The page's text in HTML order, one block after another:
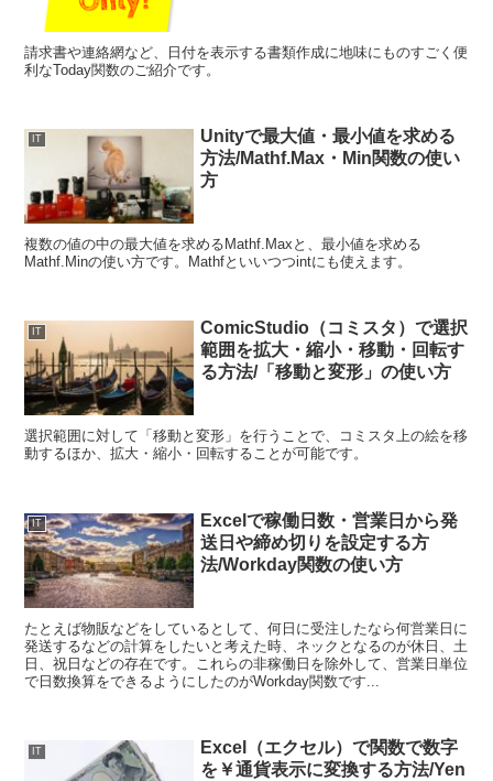
請求書や連絡網など、日付を表示する書類作成に地味にものすごく便
利なToday関数のご紹介です。
IT
Unityで最大値・最小値を求める
方法/Mathf.Max・Min関数の使い
方
複数の値の中の最大値を求めるMathf.Maxと、最小値を求める
Mathf.Minの使い方です。Mathfといいつつintにも使えます。
IT
ComicStudio（コミスタ）で選択
範囲を拡大・縮小・移動・回転す
る方法/「移動と変形」の使い方
選択範囲に対して「移動と変形」を行うことで、コミスタ上の絵を移
動するほか、拡大・縮小・回転することが可能です。
IT
Excelで稼働日数・営業日から発
送日や締め切りを設定する方
法/Workday関数の使い方
たとえば物販などをしているとして、何日に受注したなら何営業日に
発送するなどの計算をしたいと考えた時、ネックとなるのが休日、土
日、祝日などの存在です。これらの非稼働日を除外して、営業日単位
で日数換算をできるようにしたのがWorkday関数です...
IT
Excel（エクセル）で関数で数字
を￥通貨表示に変換する方法/Yen